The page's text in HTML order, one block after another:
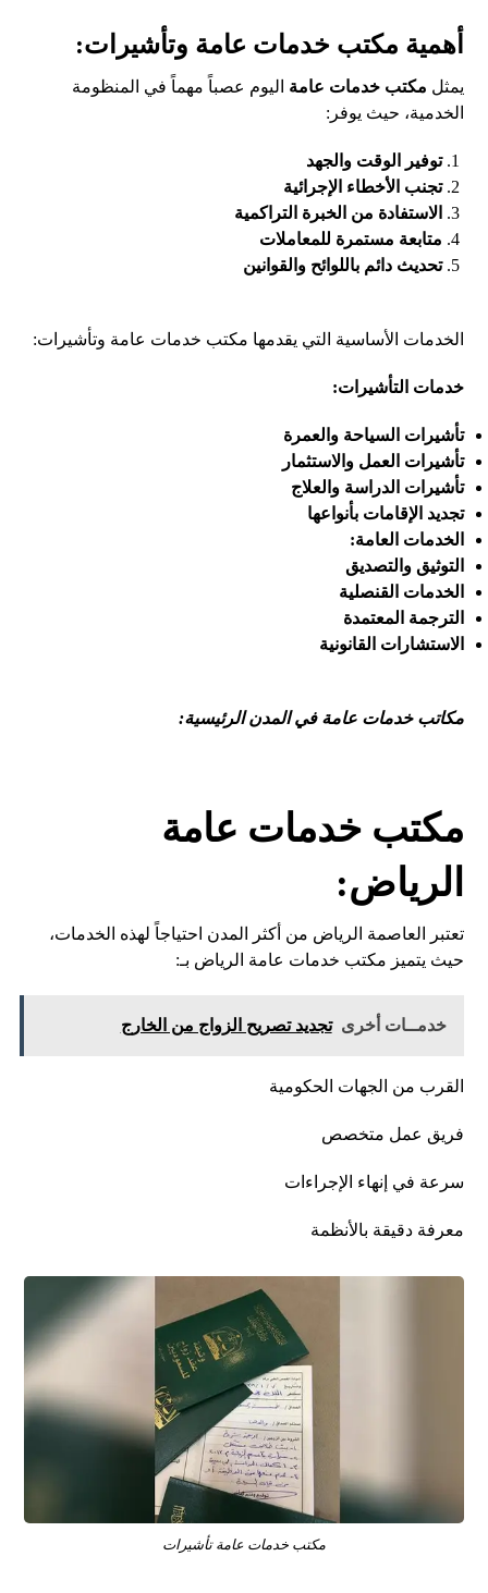
أهمية مكتب خدمات عامة وتأشيرات:
يمثل مكتب خدمات عامة اليوم عصباً مهماً في المنظومة
الخدمية، حيث يوفر:
توفير الوقت والجهد
تجنب الأخطاء الإجرائية
الاستفادة من الخبرة التراكمية
متابعة مستمرة للمعاملات
تحديث دائم باللوائح والقوانين
الخدمات الأساسية التي يقدمها مكتب خدمات عامة وتأشيرات:
خدمات التأشيرات:
تأشيرات السياحة والعمرة
تأشيرات العمل والاستثمار
تأشيرات الدراسة والعلاج
تجديد الإقامات بأنواعها
الخدمات العامة:
التوثيق والتصديق
الخدمات القنصلية
الترجمة المعتمدة
الاستشارات القانونية
مكاتب خدمات عامة في المدن الرئيسية:
مكتب خدمات عامة
الرياض:
تعتبر العاصمة الرياض من أكثر المدن احتياجاً لهذه الخدمات،
حيث يتميز مكتب خدمات عامة الرياض بـ:
خدمــات أخرى تجديد تصريح الزواج من الخارج
القرب من الجهات الحكومية
فريق عمل متخصص
سرعة في إنهاء الإجراءات
معرفة دقيقة بالأنظمة
مكتب خدمات عامة تأشيرات